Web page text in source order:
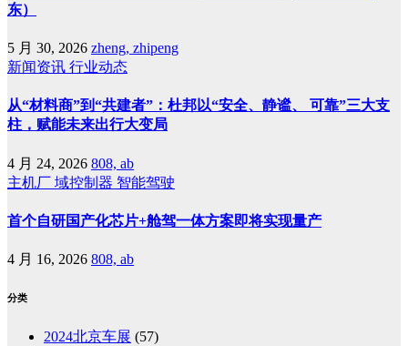
东）
5 月 30, 2026 zheng, zhipeng
新闻资讯 行业动态
从“材料商”到“共建者”：杜邦以“安全、静谧、 可靠”三大支
柱，赋能未来出行大变局
4 月 24, 2026 808, ab
主机厂 域控制器 智能驾驶
首个自研国产化芯片+舱驾一体方案即将实现量产
4 月 16, 2026 808, ab
分类
2024北京车展 (57)